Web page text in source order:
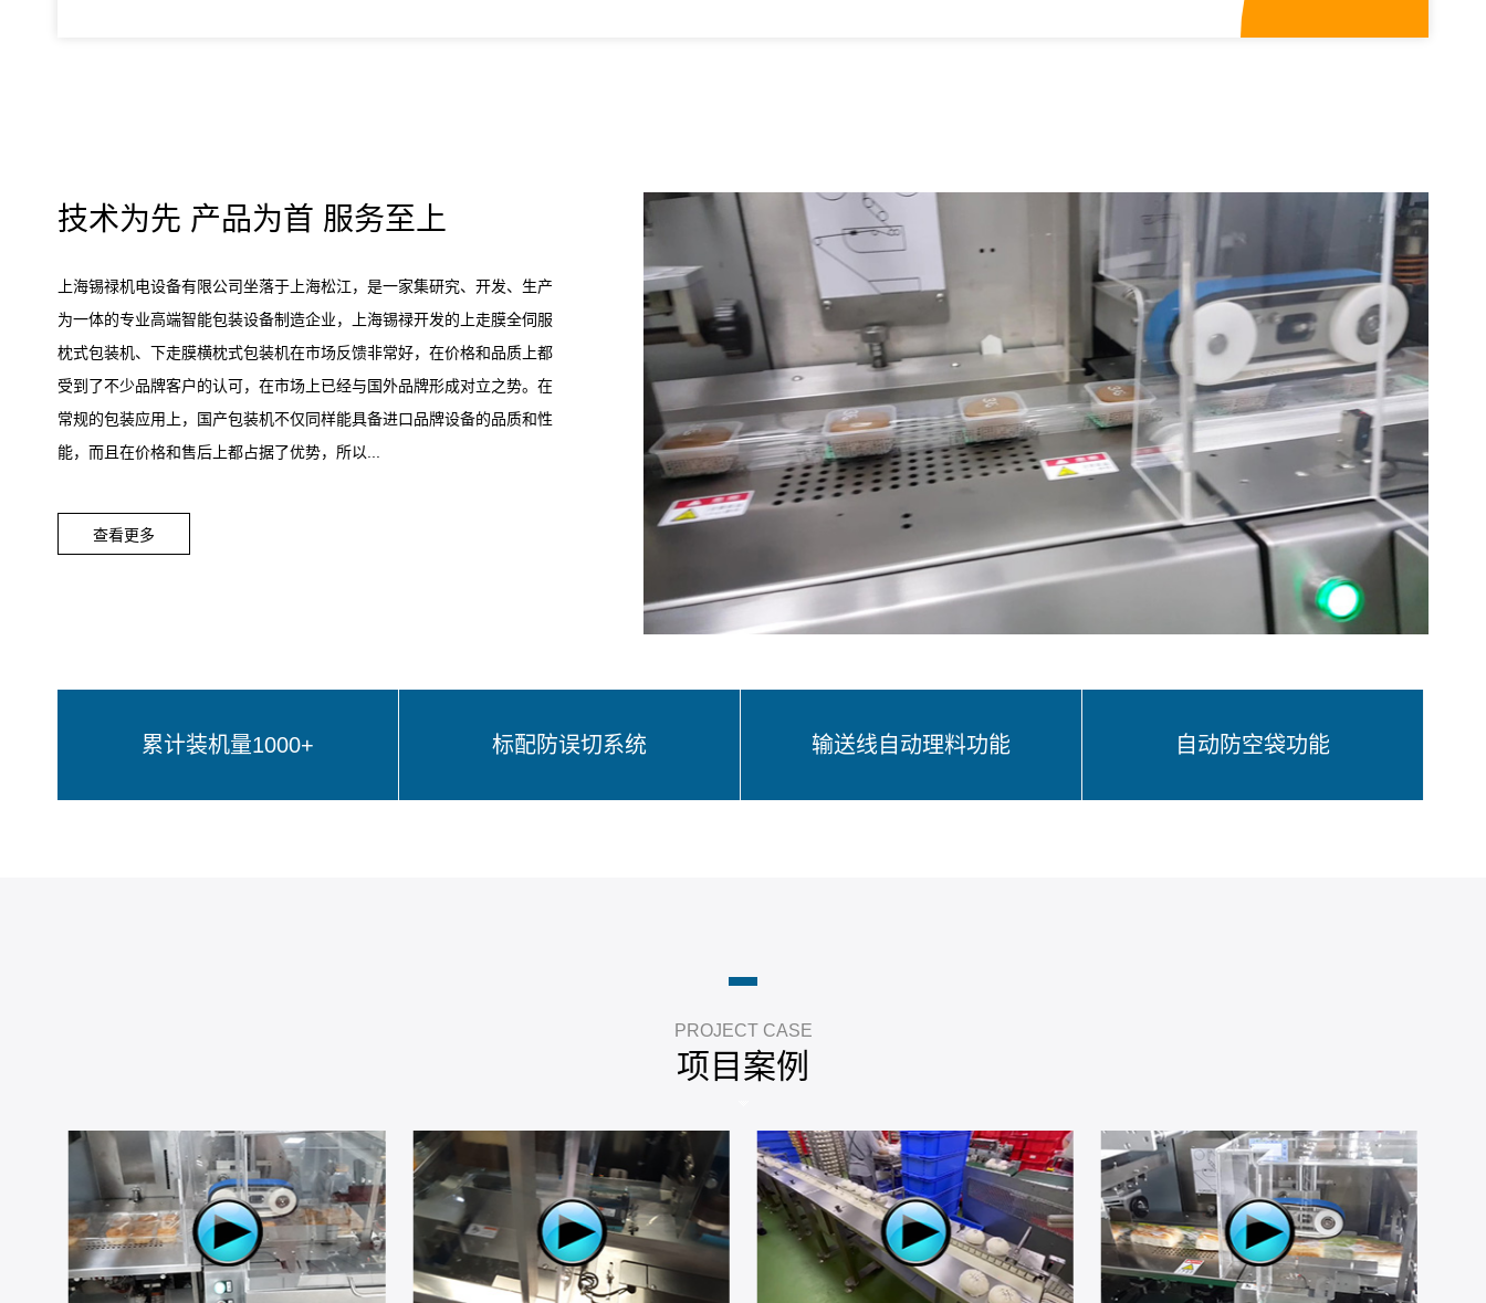
技术为先 产品为首 服务至上
上海锡禄机电设备有限公司坐落于上海松江，是一家集研究、开发、生产
为一体的专业高端智能包装设备制造企业，上海锡禄开发的上走膜全伺服
枕式包装机、下走膜横枕式包装机在市场反馈非常好，在价格和品质上都
受到了不少品牌客户的认可，在市场上已经与国外品牌形成对立之势。在
常规的包装应用上，国产包装机不仅同样能具备进口品牌设备的品质和性
能，而且在价格和售后上都占据了优势，所以...
查看更多
累计装机量1000+ 标配防误切系统 输送线自动理料功能 自动防空袋功能
PROJECT CASE
项目案例